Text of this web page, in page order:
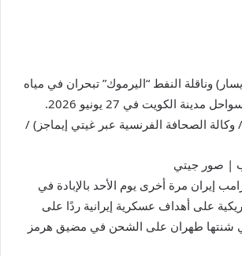
وناقلة النفط “اليرموك” تبحران في مياه
الخليج العربي قبالة سواحل مدينة الكويت في 27 يونيو 2026.
وكالة الصحافة الفرنسية عبر غيتي إيماجز) /
| صور جيتي
إيران مرة أخرى يوم الأحد بالإبادة في
على أهداف عسكرية إيرانية ردًا على
شنتها طهران على الشحن في مضيق هرمز